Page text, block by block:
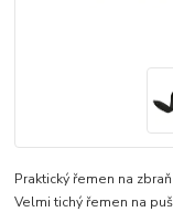
Praktický řemen na
Velmi tichý řemen na